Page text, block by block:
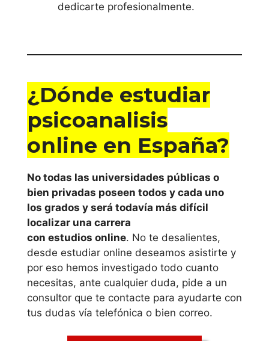
dedicarte profesionalmente.
¿Dónde estudiar
psicoanalisis
online en España?
No todas las universidades públicas o
bien privadas poseen todos y cada uno
los grados y será todavía más difícil
localizar una carrera
con estudios online. No te desalientes,
desde estudiar online deseamos asistirte y
por eso hemos investigado todo cuanto
necesitas, ante cualquier duda, pide a un
consultor que te contacte para ayudarte con
tus dudas vía telefónica o bien correo.